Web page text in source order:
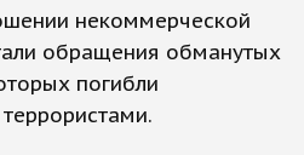
некоммерческой
обращения обманутых
погибли